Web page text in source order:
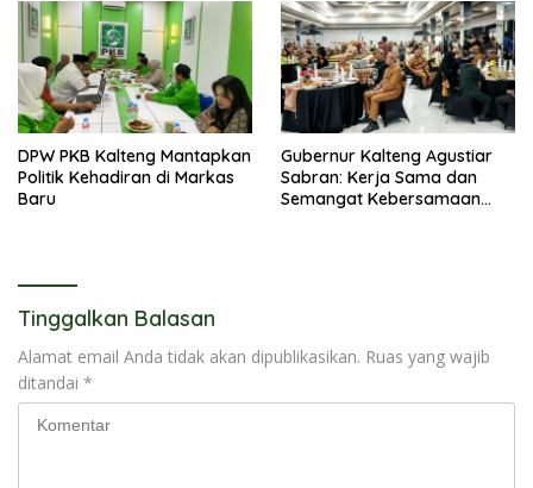
DPW PKB Kalteng Mantapkan
Politik Kehadiran di Markas
Baru
Gubernur Kalteng Agustiar
Sabran: Kerja Sama dan
Semangat Kebersamaan
Tinggalkan Balasan
Alamat email Anda tidak akan dipublikasikan. Ruas yang wajib
ditandai *